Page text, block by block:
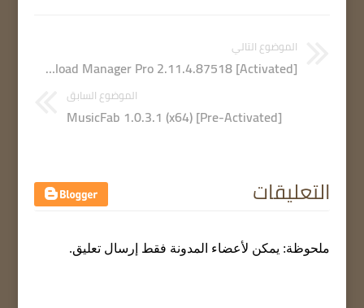
الموضوع التالي
Ant Download Manager Pro 2.11.4.87518 [Activated]
الموضوع السابق
MusicFab 1.0.3.1 (x64) [Pre-Activated]
التعليقات
ملحوظة: يمكن لأعضاء المدونة فقط إرسال تعليق.